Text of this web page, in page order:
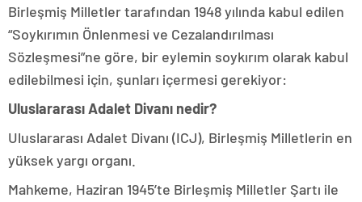
Birleşmiş Milletler tarafından 1948 yılında kabul edilen
“Soykırımın Önlenmesi ve Cezalandırılması
Sözleşmesi”ne göre, bir eylemin soykırım olarak kabul
edilebilmesi için, şunları içermesi gerekiyor:
Uluslararası Adalet Divanı nedir?
Uluslararası Adalet Divanı (ICJ), Birleşmiş Milletlerin en
yüksek yargı organı.
Mahkeme, Haziran 1945’te Birleşmiş Milletler Şartı ile